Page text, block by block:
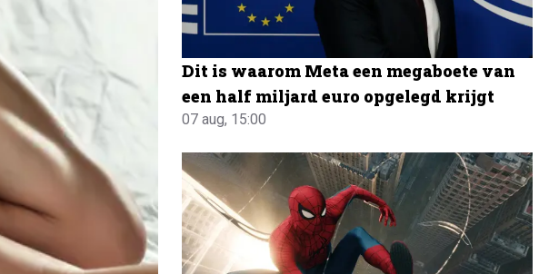
Dit is waarom Meta een megaboete van
een half miljard euro opgelegd krijgt
07 aug, 15:00